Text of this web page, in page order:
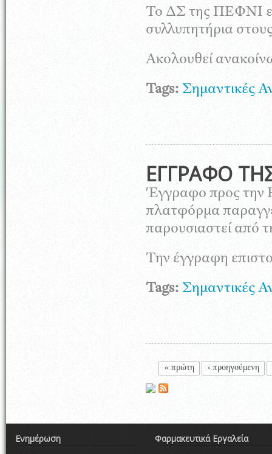
Το ΔΣ της ΠΕΦΝΙ
συλλυπητήρια
Ακολουθεί
Tags: Σημαντικές
ΕΓΓΡΑΦΟ
Έγγραφο προς την
πλατφόρμα
παρουσιαστεί από
Την έγγραφη
Tags: Σημαντικές
Σελίδες
« πρώτη ‹ προηγούμενη
Ενημέρωση Φαρμακευτικά Εργαλεία